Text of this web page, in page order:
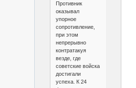
Противник
оказывал
упорное
сопротивление,
при этом
непрерывно
контратакуя
везде, где
советские войска
достигали
успеха. К 24